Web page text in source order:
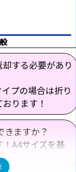
ます！☺️
選びください！
ご使用いただけ
March 19,
紹介！
紹介
する必要があり
プの場合は折り
ります！
きますか？
A4サイズを基